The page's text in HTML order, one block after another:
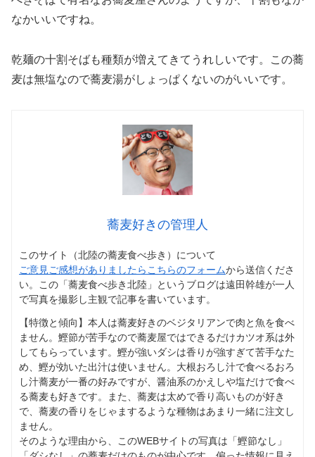
なかいいですね。
乾麺の十割そばも種類が増えてきてうれしいです。この蕎
麦は無塩なので蕎麦湯がしょっぱくないのがいいです。
蕎麦好きの管理人
このサイト（北陸の蕎麦食べ歩き）について
ご意見ご感想がありましたらこちらのフォームから送信くださ
い。この「蕎麦食べ歩き北陸」というブログは遠田幹雄が一人
で写真を撮影し主観で記事を書いています。
【特徴と傾向】本人は蕎麦好きのベジタリアンで肉と魚を食べ
ません。鰹節が苦手なので蕎麦屋ではできるだけカツオ系は外
してもらっています。鰹が強いダシは香りが強すぎて苦手なた
め、鰹が効いた出汁は使いません。大根おろし汁で食べるおろ
し汁蕎麦が一番の好みですが、醤油系のかえしや塩だけで食べ
る蕎麦も好きです。また、蕎麦は太めで香り高いものが好き
で、蕎麦の香りをじゃまするような種物はあまり一緒に注文し
ません。
そのような理由から、このWEBサイトの写真は「鰹節なし」